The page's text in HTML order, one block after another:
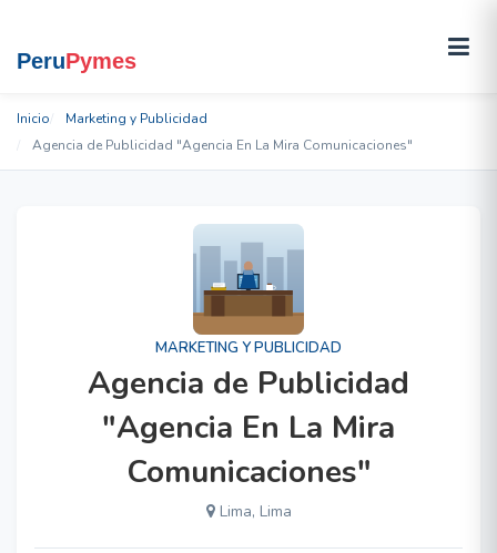
Inicio
Marketing y Publicidad
Agencia de Publicidad "Agencia En La Mira Comunicaciones"
MARKETING Y PUBLICIDAD
Agencia de Publicidad
"Agencia En La Mira
Comunicaciones"
Lima, Lima